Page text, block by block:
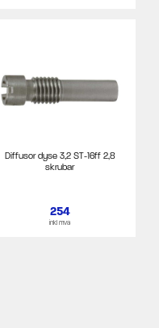
Diffusor dyse 3,2 ST-16ff 2,8
skrubar
254
inkl mva